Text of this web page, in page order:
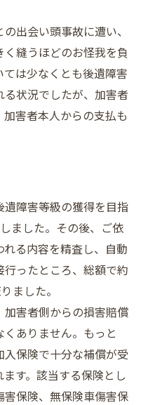
出会い頭事故に遭い、
縫うほどのお怪我を負
は少なくとも後遺障害
状況でしたが、加害者
害者本人からの支払も
遺障害等級の獲得を目指
ました。その後、ご依
る内容を精査し、自動
ったところ、総額で約
ました。
害者側からの損害賠償
ありません。もっと
保険で十分な補償が受
す。該当する保険とし
保険、無保険車傷害保